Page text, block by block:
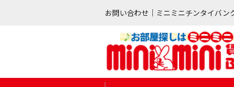
お問い合わせ｜ミニミニチンタイバン